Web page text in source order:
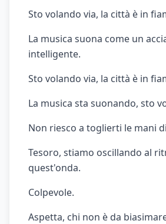
Sto volando via, la città è in
La musica suona come un
intelligente.
Sto volando via, la città è in
La musica sta suonando, sto
Non riesco a toglierti le mani
Tesoro, stiamo oscillando al
quest'onda.
Colpevole.
Aspetta, chi non è da